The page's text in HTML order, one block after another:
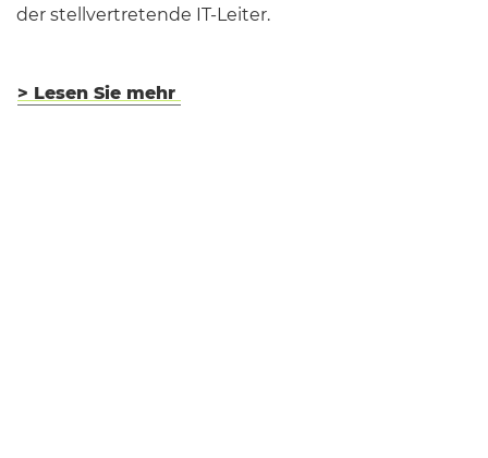
der stellvertretende IT-Leiter.
> Lesen Sie mehr